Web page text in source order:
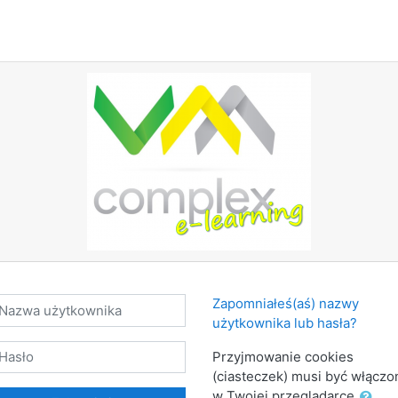
użytkownika
Zapomniałeś(aś) nazwy
użytkownika lub hasła?
Przyjmowanie cookies
(ciasteczek) musi być